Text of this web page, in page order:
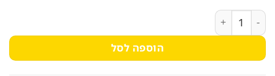
כמות של מקרר סמסונג 4 דלתות RF83DB9025BK עם מערכת קירור משולשת
הוספה לסל